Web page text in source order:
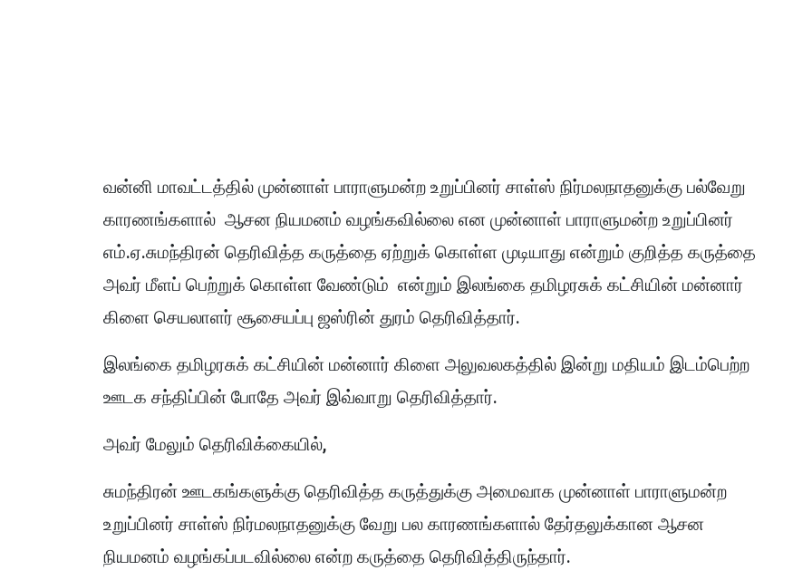
வன்னி மாவட்டத்தில் முன்னாள் பாராளுமன்ற உறுப்பினர் சாள்ஸ் நிர்மலநாதனுக்கு பல்வேறு
காரணங்களால் ஆசன நியமனம் வழங்கவில்லை என முன்னாள் பாராளுமன்ற உறுப்பினர்
எம்.ஏ.சுமந்திரன் தெரிவித்த கருத்தை ஏற்றுக் கொள்ள முடியாது என்றும் குறித்த கருத்தை
அவர் மீளப் பெற்றுக் கொள்ள வேண்டும் என்றும் இலங்கை தமிழரசுக் கட்சியின் மன்னார்
கிளை செயலாளர் சூசையப்பு ஜஸ்ரின் துரம் தெரிவித்தார்.
இலங்கை தமிழரசுக் கட்சியின் மன்னார் கிளை அலுவலகத்தில் இன்று மதியம் இடம்பெற்ற
ஊடக சந்திப்பின் போதே அவர் இவ்வாறு தெரிவித்தார்.
அவர் மேலும் தெரிவிக்கையில்,
சுமந்திரன் ஊடகங்களுக்கு தெரிவித்த கருத்துக்கு அமைவாக முன்னாள் பாராளுமன்ற
உறுப்பினர் சாள்ஸ் நிர்மலநாதனுக்கு வேறு பல காரணங்களால் தேர்தலுக்கான ஆசன
நியமனம் வழங்கப்படவில்லை என்ற கருத்தை தெரிவித்திருந்தார்.